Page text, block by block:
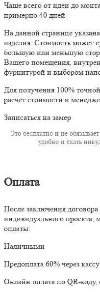
Чаще всего от идеи до
примерно 40 дней
На данной странице
изделия. Стоимость может
большую или меньшую
Вашего помещения,
фурнитурой и выбором
Для получения 100%
расчёт стоимости и
Записаться на замер
Это бесплатно и не
удобно и ехать
Оплата
После заключения
индивидуального
оплаты:
Наличными
Предоплата 60% через
Онлайн оплата по QR-коду,